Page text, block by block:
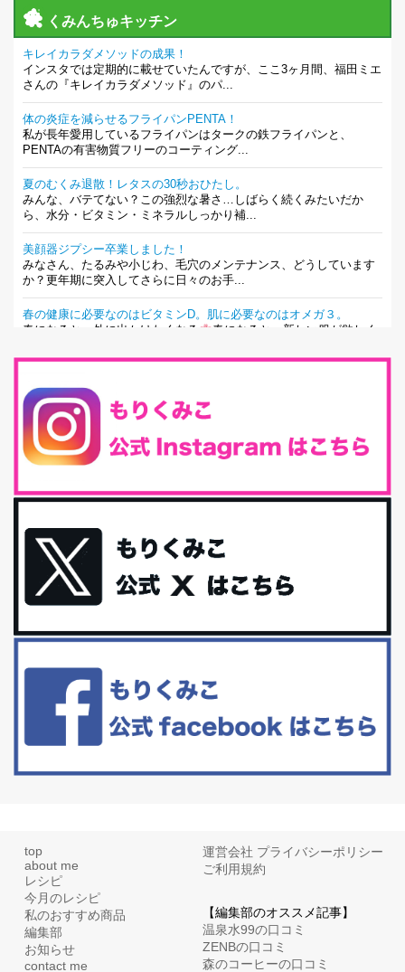
くみんちゅキッチン
キレイカラダメソッドの成果！
インスタでは定期的に載せていたんですが、ここ3ヶ月間、福田ミエ
さんの『キレイカラダメソッド』のパ...
体の炎症を減らせるフライパンPENTA！
私が長年愛用しているフライパンはタークの鉄フライパンと、
PENTAの有害物質フリーのコーティング...
夏のむくみ退散！レタスの30秒おひたし。
みんな、バテてない？この強烈な暑さ…しばらく続くみたいだか
ら、水分・ビタミン・ミネラルしっかり補...
美顔器ジプシー卒業しました！
みなさん、たるみや小じわ、毛穴のメンテナンス、どうしています
か？更年期に突入してさらに日々のお手...
春の健康に必要なのはビタミンD。肌に必要なのはオメガ３。
春になると、外に出かけたくなる
春になると、新しい服が欲しく
最近、グラノーラ迷子になっていた私です。が、と〜〜〜っても美
味しくて栄養たっぷりのグラノーラを発...
腸活は「食事」だけだと思っていませんか？私の腸活完全版！
腸内環境を整えることは、健康維持の中でいっちばん大事！だと私
最近お風呂上がりの炭酸水をシリカシリカにしているんだけど確か
に髪と爪が丈夫になった気がする。炭酸...
体に優しい、私のふるさと納税５選。
今回は、最近毎回定期的に購入している「楽天ふるさと納税」の返
礼品トップ５を紹介します。今までいろ...
更年期を穏やかに乗りきるために今できる５つのこと。
といった更年期症状はまだ...
top
about me
レシピ
今月のレシピ
私のおすすめ商品
編集部
お知らせ
contact me
運営会社 プライバシーポリシー
ご利用規約
【編集部のオススメ記事】
温泉水99の口コミ
ZENBの口コミ
森のコーヒーの口コミ